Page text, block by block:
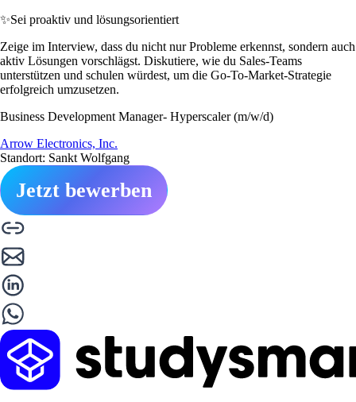
✨Sei proaktiv und lösungsorientiert
Zeige im Interview, dass du nicht nur Probleme erkennst, sondern auch
aktiv Lösungen vorschlägst. Diskutiere, wie du Sales-Teams
unterstützen und schulen würdest, um die Go-To-Market-Strategie
erfolgreich umzusetzen.
Business Development Manager- Hyperscaler (m/w/d)
Arrow Electronics, Inc.
Standort: Sankt Wolfgang
Jetzt bewerben